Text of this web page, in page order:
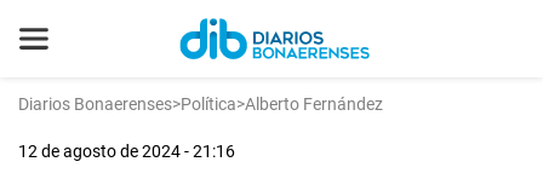
Diarios Bonaerenses>Política>Alberto Fernández
12 de agosto de 2024 - 21:16